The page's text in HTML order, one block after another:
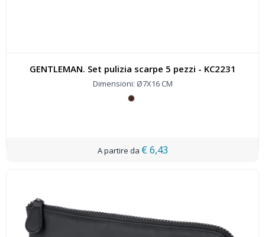
GENTLEMAN. Set pulizia scarpe 5 pezzi - KC2231
Dimensioni: Ø7X16 CM
€ 6,43